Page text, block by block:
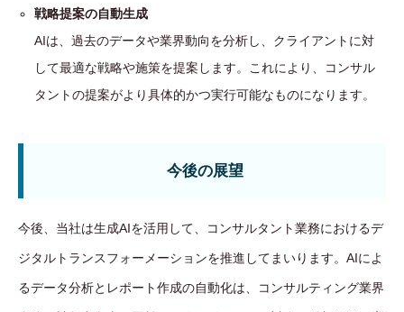
戦略提案の自動生成
AIは、過去のデータや業界動向を分析し、クライアントに対
して最適な戦略や施策を提案します。これにより、コンサル
タントの提案がより具体的かつ実行可能なものになります。
今後の展望
今後、当社は生成AIを活用して、コンサルタント業務におけるデ
ジタルトランスフォーメーションを推進してまいります。AIによ
るデータ分析とレポート作成の自動化は、コンサルティング業界